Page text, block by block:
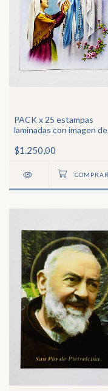
PACK x 25 estampas
laminadas con imagen de
$1.250,00